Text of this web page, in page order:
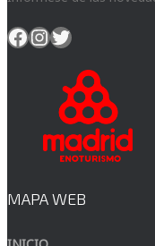
Facebook
Instagram
Twitter
MAPA WEB